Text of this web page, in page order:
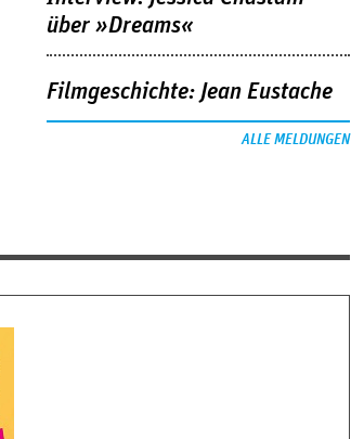
über »Dreams«
Filmgeschichte: Jean Eustache
ALLE MELDUNGEN